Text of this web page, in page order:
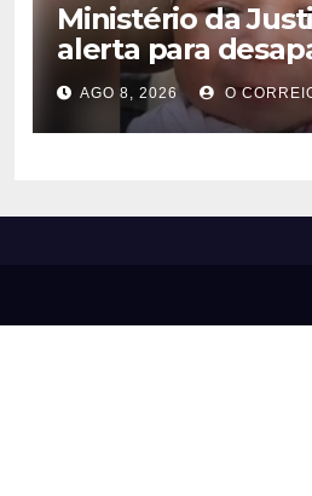
Ministério da
alerta para
de bebê de 28
polícia apura
sequestro
AGO 8, 2026 O